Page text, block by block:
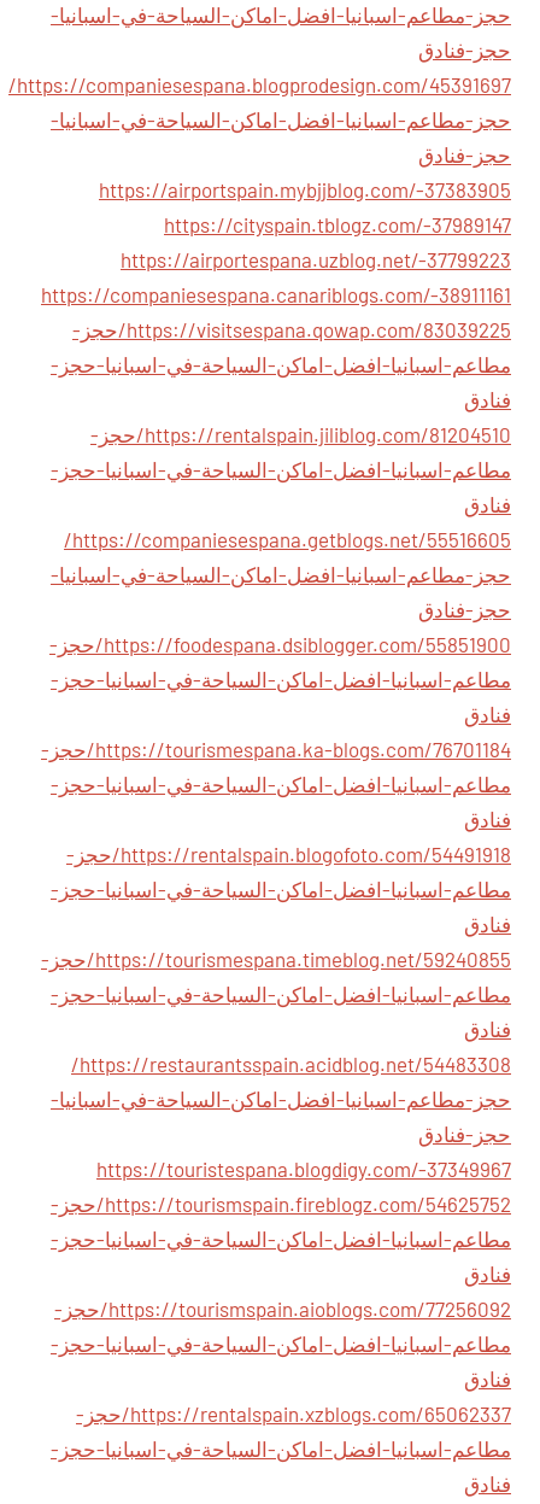
حجز-مطاعم-اسبانيا-افضل-اماكن-السياحة-في-اسبانيا-
حجز-فنادق
https://companiesespana.blogprodesign.com/45391697/
حجز-مطاعم-اسبانيا-افضل-اماكن-السياحة-في-اسبانيا-
حجز-فنادق
https://airportspain.mybjjblog.com/-37383905
https://cityspain.tblogz.com/-37989147
https://airportespana.uzblog.net/-37799223
https://companiesespana.canariblogs.com/-38911161
https://visitsespana.qowap.com/83039225/حجز-
مطاعم-اسبانيا-افضل-اماكن-السياحة-في-اسبانيا-حجز-
فنادق
https://rentalspain.jiliblog.com/81204510/حجز-
مطاعم-اسبانيا-افضل-اماكن-السياحة-في-اسبانيا-حجز-
فنادق
https://companiesespana.getblogs.net/55516605/
حجز-مطاعم-اسبانيا-افضل-اماكن-السياحة-في-اسبانيا-
حجز-فنادق
https://foodespana.dsiblogger.com/55851900/حجز-
مطاعم-اسبانيا-افضل-اماكن-السياحة-في-اسبانيا-حجز-
فنادق
https://tourismespana.ka-blogs.com/76701184/حجز-
مطاعم-اسبانيا-افضل-اماكن-السياحة-في-اسبانيا-حجز-
فنادق
https://rentalspain.blogofoto.com/54491918/حجز-
مطاعم-اسبانيا-افضل-اماكن-السياحة-في-اسبانيا-حجز-
فنادق
https://tourismespana.timeblog.net/59240855/حجز-
مطاعم-اسبانيا-افضل-اماكن-السياحة-في-اسبانيا-حجز-
فنادق
https://restaurantsspain.acidblog.net/54483308/
حجز-مطاعم-اسبانيا-افضل-اماكن-السياحة-في-اسبانيا-
حجز-فنادق
https://touristespana.blogdigy.com/-37349967
https://tourismspain.fireblogz.com/54625752/حجز-
مطاعم-اسبانيا-افضل-اماكن-السياحة-في-اسبانيا-حجز-
فنادق
https://tourismspain.aioblogs.com/77256092/حجز-
مطاعم-اسبانيا-افضل-اماكن-السياحة-في-اسبانيا-حجز-
فنادق
https://rentalspain.xzblogs.com/65062337/حجز-
مطاعم-اسبانيا-افضل-اماكن-السياحة-في-اسبانيا-حجز-
فنادق